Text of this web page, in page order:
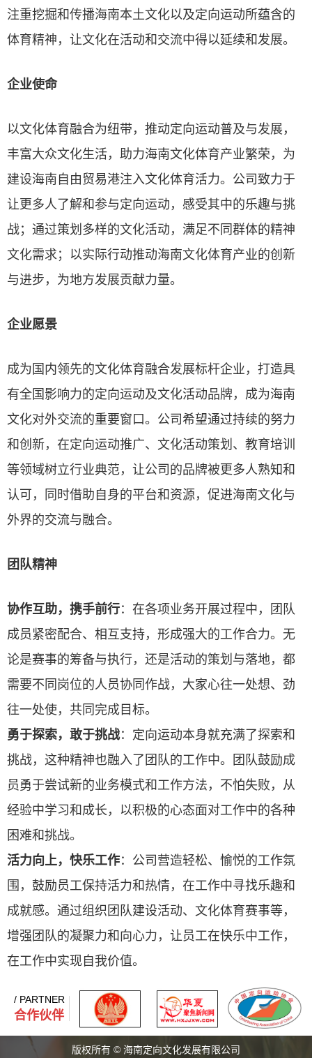
注重挖掘和传播海南本土文化以及定向运动所蕴含的
体育精神，让文化在活动和交流中得以延续和发展。
企业使命
以文化体育融合为纽带，推动定向运动普及与发展，
丰富大众文化生活，助力海南文化体育产业繁荣，为
建设海南自由贸易港注入文化体育活力。公司致力于
让更多人了解和参与定向运动，感受其中的乐趣与挑
战；通过策划多样的文化活动，满足不同群体的精神
文化需求；以实际行动推动海南文化体育产业的创新
与进步，为地方发展贡献力量。
企业愿景
成为国内领先的文化体育融合发展标杆企业，打造具
有全国影响力的定向运动及文化活动品牌，成为海南
文化对外交流的重要窗口。公司希望通过持续的努力
和创新，在定向运动推广、文化活动策划、教育培训
等领域树立行业典范，让公司的品牌被更多人熟知和
认可，同时借助自身的平台和资源，促进海南文化与
外界的交流与融合。
团队精神
协作互助，携手前行：在各项业务开展过程中，团队
成员紧密配合、相互支持，形成强大的工作合力。无
论是赛事的筹备与执行，还是活动的策划与落地，都
需要不同岗位的人员协同作战，大家心往一处想、劲
往一处使，共同完成目标。
勇于探索，敢于挑战：定向运动本身就充满了探索和
挑战，这种精神也融入了团队的工作中。团队鼓励成
员勇于尝试新的业务模式和工作方法，不怕失败，从
经验中学习和成长，以积极的心态面对工作中的各种
困难和挑战。
活力向上，快乐工作：公司营造轻松、愉悦的工作氛
围，鼓励员工保持活力和热情，在工作中寻找乐趣和
成就感。通过组织团队建设活动、文化体育赛事等，
增强团队的凝聚力和向心力，让员工在快乐中工作，
在工作中实现自我价值。
/ PARTNER
合作伙伴
版权所有 © 海南定向文化发展有限公司